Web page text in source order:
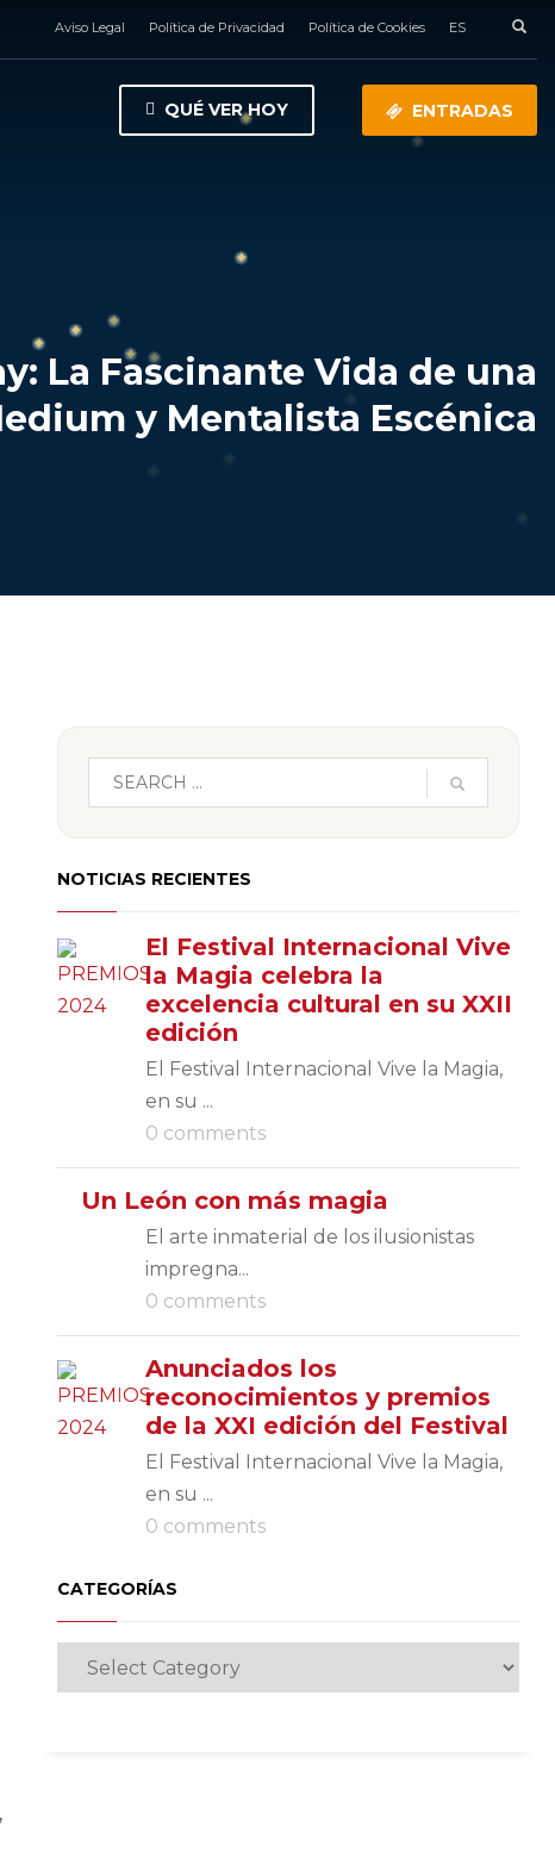
Aviso Legal Política de Privacidad Política de Cookies ES
QUÉ VER HOY ENTRADAS
La Fascinante Vida de una
y Mentalista Escénica
NOTICIAS RECIENTES
El Festival Internacional Vive
la Magia celebra la
excelencia cultural en su XXII
edición
El Festival Internacional Vive la Magia,
en su ...
0 comments
Un León con más magia
El arte inmaterial de los ilusionistas
impregna...
0 comments
Anunciados los
reconocimientos y premios
de la XXI edición del Festival
El Festival Internacional Vive la Magia,
en su ...
0 comments
CATEGORÍAS